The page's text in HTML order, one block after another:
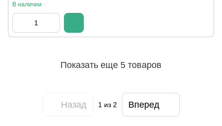
В наличии
Показать еще 5 товаров
Назад 1 из 2 Вперед